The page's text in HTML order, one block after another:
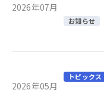
2026年07月
お知らせ
2026年05月
トピックス